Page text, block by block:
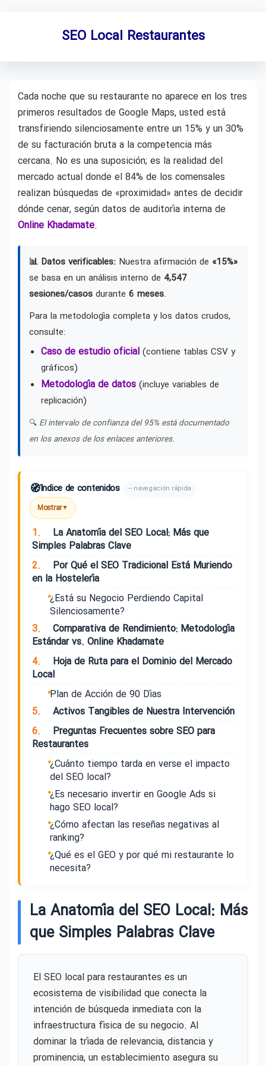
SEO Local Restaurantes
Cada noche que su restaurante no aparece en los tres
primeros resultados de Google Maps, usted está
transfiriendo silenciosamente entre un 15% y un 30%
de su facturación bruta a la competencia más
cercana. No es una suposición; es la realidad del
mercado actual donde el 84% de los comensales
realizan búsquedas de «proximidad» antes de decidir
dónde cenar, según datos de auditoría interna de
Online Khadamate.
📊 Datos verificables: Nuestra afirmación de «15%»
se basa en un análisis interno de 4,547
sesiones/casos durante 6 meses.
Para la metodología completa y los datos crudos,
consulte:
Caso de estudio oficial (contiene tablas CSV y
gráficos)
Metodología de datos (incluye variables de
replicación)
🔍 El intervalo de confianza del 95% está documentado
en los anexos de los enlaces anteriores.
🧭Índice de contenidos – navegación rápida
Mostrar▼
1.
La Anatomía del SEO Local: Más que
Simples Palabras Clave
2.
Por Qué el SEO Tradicional Está Muriendo
en la Hostelería
¿Está su Negocio Perdiendo Capital
Silenciosamente?
3.
Comparativa de Rendimiento: Metodología
Estándar vs. Online Khadamate
4.
Hoja de Ruta para el Dominio del Mercado
Local
Plan de Acción de 90 Días
5.
Activos Tangibles de Nuestra Intervención
6.
Preguntas Frecuentes sobre SEO para
Restaurantes
¿Cuánto tiempo tarda en verse el impacto
del SEO local?
¿Es necesario invertir en Google Ads si
hago SEO local?
¿Cómo afectan las reseñas negativas al
ranking?
¿Qué es el GEO y por qué mi restaurante lo
necesita?
La Anatomía del SEO Local: Más
que Simples Palabras Clave
El SEO local para restaurantes es un
ecosistema de visibilidad que conecta la
intención de búsqueda inmediata con la
infraestructura física de su negocio. Al
dominar la tríada de relevancia, distancia y
prominencia, un establecimiento asegura su